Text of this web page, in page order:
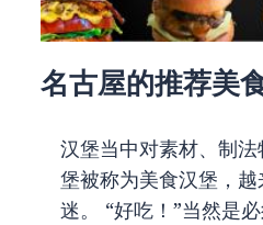
名古屋的推荐美
汉堡当中对素材、制
堡被称为美食汉堡，
迷。 “好吃！”当然是